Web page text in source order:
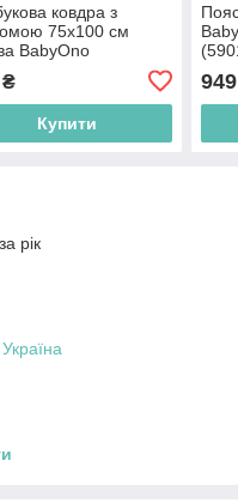
ковдра з
75х100 см
BabyOno
Купити
949
рік